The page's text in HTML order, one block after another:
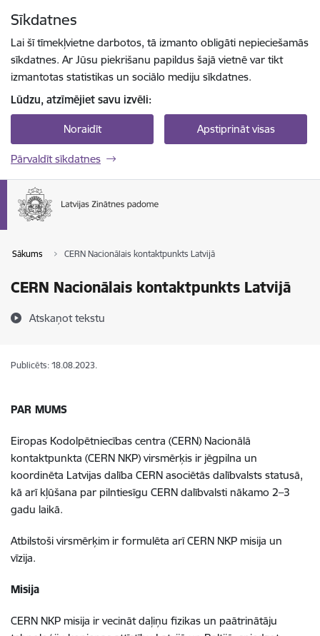
Sīkdatnes
Lai šī tīmekļvietne darbotos, tā izmanto obligāti nepieciešamās
sīkdatnes. Ar Jūsu piekrišanu papildus šajā vietnē var tikt
izmantotas statistikas un sociālo mediju sīkdatnes.
Lūdzu, atzīmējiet savu izvēli:
Noraidīt Apstiprināt visas
Pārvaldīt sīkdatnes
Sākums CERN Nacionālais kontaktpunkts Latvijā
CERN Nacionālais kontaktpunkts Latvijā
Atskaņot tekstu
Publicēts: 18.08.2023.
PAR MUMS
Eiropas Kodolpētniecības centra (CERN) Nacionālā
kontaktpunkta (CERN NKP) virsmērķis ir jēgpilna un
koordinēta Latvijas dalība CERN asociētās dalībvalsts statusā,
kā arī kļūšana par pilntiesīgu CERN dalībvalsti nākamo 2–3
gadu laikā.
Atbilstoši virsmērķim ir formulēta arī CERN NKP misija un
vīzija.
Misija
CERN NKP misija ir vecināt daļiņu fizikas un paātrinātāju